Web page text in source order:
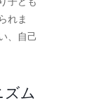
れま
、自己
ズム